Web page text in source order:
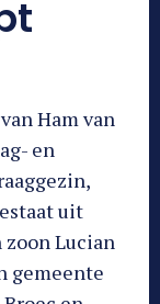
Ham van
en
uit
Lucian
gemeente